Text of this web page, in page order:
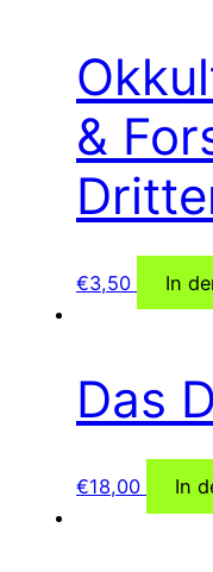
&
€3,50 In
Das
€18,00 In